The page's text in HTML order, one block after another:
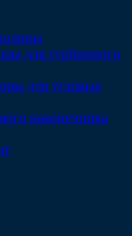
для турбинного
для угловых
наконечника